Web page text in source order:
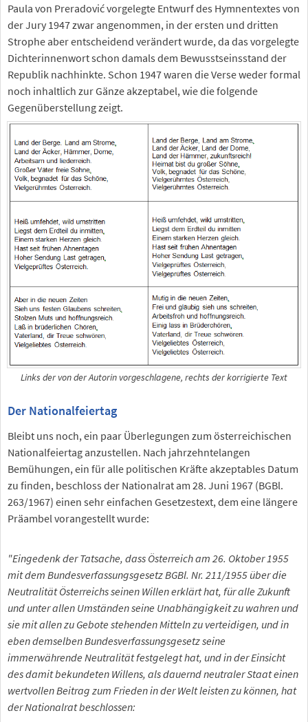
Paula von Preradović vorgelegte Entwurf des Hymnentextes von
der Jury 1947 zwar angenommen, in der ersten und dritten
Strophe aber entscheidend verändert wurde, da das vorgelegte
Dichterinnenwort schon damals dem Bewusstseinsstand der
Republik nachhinkte. Schon 1947 waren die Verse weder formal
noch inhaltlich zur Gänze akzeptabel, wie die folgende
Gegenüberstellung zeigt.
Links der von der Autorin vorgeschlagene, rechts der korrigierte Text
Der Nationalfeiertag
Bleibt uns noch, ein paar Überlegungen zum österreichischen
Nationalfeiertag anzustellen. Nach jahrzehntelangen
Bemühungen, ein für alle politischen Kräfte akzeptables Datum
zu finden, beschloss der Nationalrat am 28. Juni 1967 (BGBl.
263/1967) einen sehr einfachen Gesetzestext, dem eine längere
Präambel vorangestellt wurde:
"Eingedenk der Tatsache, dass Österreich am 26. Oktober 1955
mit dem Bundesverfassungsgesetz BGBl. Nr. 211/1955 über die
Neutralität Österreichs seinen Willen erklärt hat, für alle Zukunft
und unter allen Umständen seine Unabhängigkeit zu wahren und
sie mit allen zu Gebote stehenden Mitteln zu verteidigen, und in
eben demselben Bundesverfassungsgesetz seine
immerwährende Neutralität festgelegt hat, und in der Einsicht
des damit bekundeten Willens, als dauernd neutraler Staat einen
wertvollen Beitrag zum Frieden in der Welt leisten zu können, hat
der Nationalrat beschlossen: